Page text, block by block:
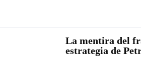
La mentira del
estrategia de